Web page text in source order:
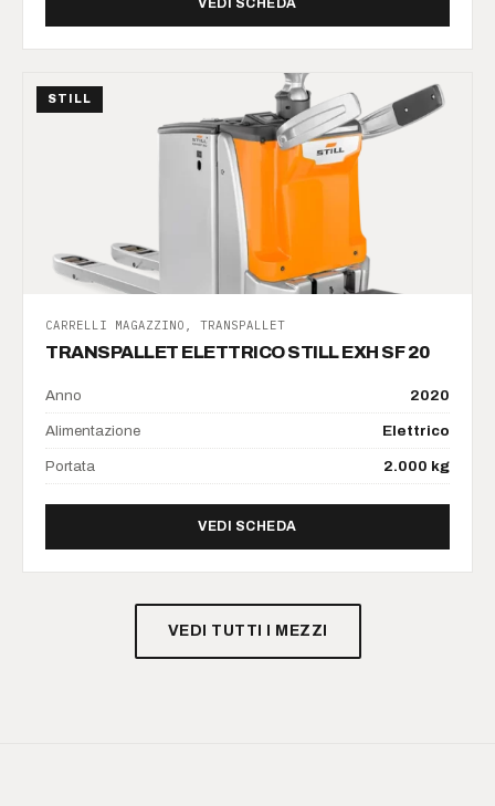
VEDI SCHEDA
STILL
CARRELLI MAGAZZINO, TRANSPALLET
TRANSPALLET ELETTRICO STILL EXH SF 20
Anno 2020
Alimentazione Elettrico
Portata 2.000 kg
VEDI SCHEDADI TRANSPALLET
VEDI TUTTI I MEZZI